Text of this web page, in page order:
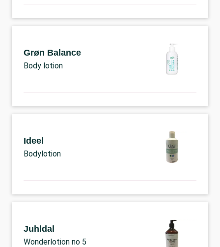
Grøn Balance
Body lotion
Ideel
Bodylotion
Juhldal
Wonderlotion no 5